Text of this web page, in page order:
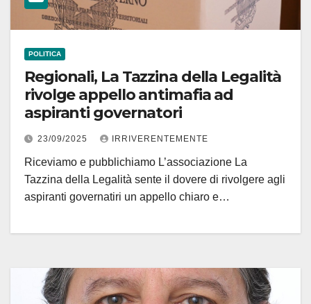
POLITICA
Regionali, La Tazzina della Legalità
rivolge appello antimafia ad
aspiranti governatori
23/09/2025 IRRIVERENTEMENTE
Riceviamo e pubblichiamo L’associazione La
Tazzina della Legalità sente il dovere di rivolgere agli
aspiranti governatiri un appello chiaro e…